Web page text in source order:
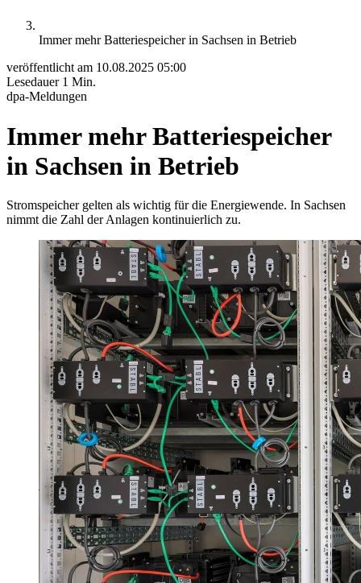
Immer mehr Batteriespeicher in Sachsen in Betrieb
veröffentlicht am 10.08.2025 05:00
Lesedauer 1 Min.
dpa-Meldungen
Immer mehr Batteriespeicher
in Sachsen in Betrieb
Stromspeicher gelten als wichtig für die Energiewende. In Sachsen
nimmt die Zahl der Anlagen kontinuierlich zu.